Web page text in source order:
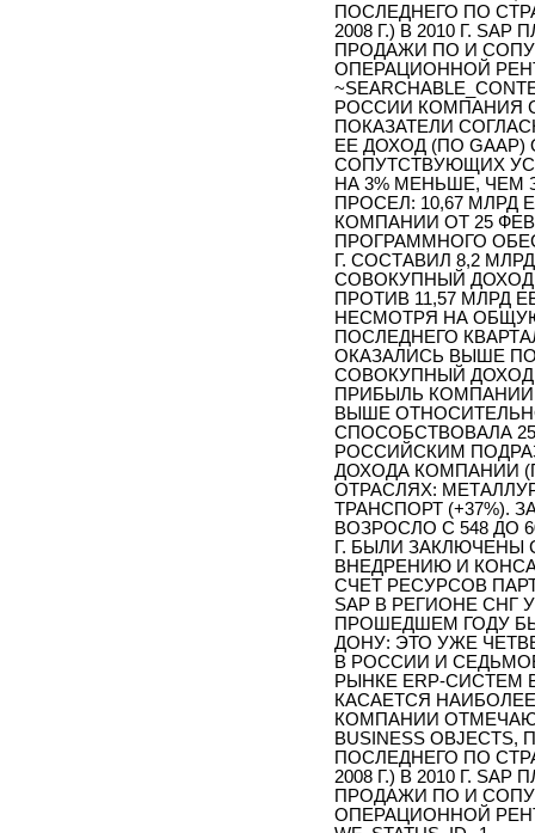
ПОСЛЕДНЕГО ПО
2008 Г.) В 2010 Г.
ПРОДАЖИ ПО И
ОПЕРАЦИОННОЙ
РОССИИ КОМПАНИЯ
ПОКАЗАТЕЛИ
ЕЕ ДОХОД (ПО
СОПУТСТВУЮЩИХ
НА 3% МЕНЬШЕ, ЧЕМ
ПРОСЕЛ: 10,67 МЛРД
КОМПАНИИ ОТ 25
ПРОГРАММНОГО
Г. СОСТАВИЛ 8,2
СОВОКУПНЫЙ ДОХОД
ПРОТИВ 11,57 МЛРД
НЕСМОТРЯ НА
ПОСЛЕДНЕГО
ОКАЗАЛИСЬ ВЫШЕ
СОВОКУПНЫЙ ДОХОД
ПРИБЫЛЬ КОМПАНИИ
ВЫШЕ
СПОСОБСТВОВАЛА
РОССИЙСКИМ
ДОХОДА КОМПАНИИ
ОТРАСЛЯХ:
ТРАНСПОРТ (+37%).
ВОЗРОСЛО С 548 ДО
Г. БЫЛИ ЗАКЛЮЧЕНЫ
ВНЕДРЕНИЮ И
СЧЕТ РЕСУРСОВ
SAP В РЕГИОНЕ СНГ
ПРОШЕДШЕМ ГОДУ
ДОНУ: ЭТО УЖЕ
В РОССИИ И
РЫНКЕ ERP-СИСТЕМ
КАСАЕТСЯ
КОМПАНИИ ОТМЕЧАЮТ
BUSINESS
ПОСЛЕДНЕГО ПО
2008 Г.) В 2010 Г.
ПРОДАЖИ ПО И
ОПЕРАЦИОННОЙ